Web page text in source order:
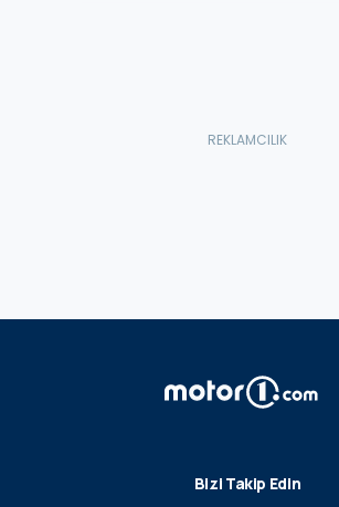
Bizi Takip Edin